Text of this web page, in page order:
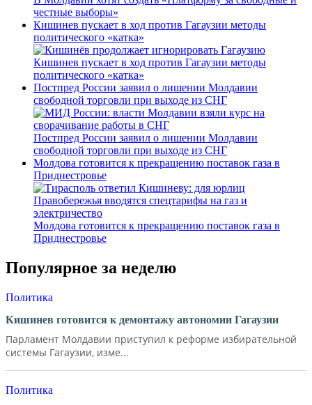
честные выборы»
Кишинев пускает в ход против Гагаузии методы
политического «катка»
Кишинев пускает в ход против Гагаузии методы
политического «катка»
Постпред России заявил о лишении Молдавии
свободной торговли при выходе из СНГ
Постпред России заявил о лишении Молдавии
свободной торговли при выходе из СНГ
Молдова готовится к прекращению поставок газа в
Приднестровье
Молдова готовится к прекращению поставок газа в
Приднестровье
Популярное за неделю
Политика
Кишинев готовится к демонтажу автономии Гагаузии
Парламент Молдавии приступил к реформе избирательной
системы Гагаузии, изме...
Политика